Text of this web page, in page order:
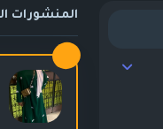
المنشورات